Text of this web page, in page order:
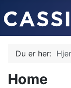
Du er her:
Home